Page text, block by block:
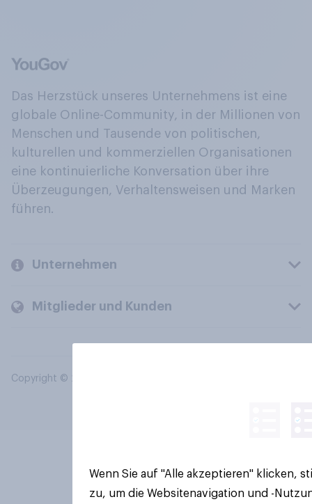
Das Herzstück unseres Unternehmens ist eine
globale Online-Community, in der Millionen von
Menschen und Tausende von politischen,
kulturellen und kommerziellen Organisationen
eine kontinuierliche Konversation über ihre
Überzeugungen, Verhaltensweisen und Marken
führen.
Unternehmen
Mitglieder und Kunden
Copyright © 2026 YouGov PLC. Alle Rechte vorbehalten.
Wenn Sie auf "Alle akzeptieren" klicken,
zu, um die Websitenavigation und -